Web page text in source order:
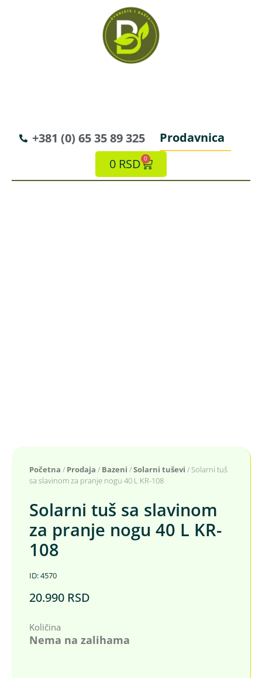
+381 (0) 65 35 89 325
Prodavnica
0 RSD 0
Početna / Prodaja / Bazeni /Solarni tuševi / Solarni tuš
sa slavinom za pranje nogu 40 L KR-108
Solarni tuš sa slavinom
za pranje nogu 40 L KR-
108
ID: 4570
20.990 RSD
Količina
Nema na zalihama